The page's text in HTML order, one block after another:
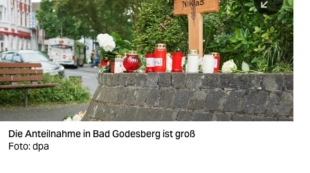
nord
wahrheit
verlag
verlag
veranstaltungen
Die Anteilnahme in Bad Godesberg ist groß
Foto: dpa